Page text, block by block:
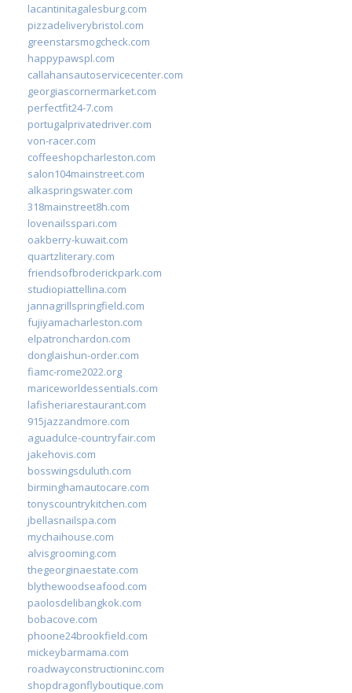
lacantinitagalesburg.com
pizzadeliverybristol.com
greenstarsmogcheck.com
happypawspl.com
callahansautoservicecenter.com
georgiascornermarket.com
perfectfit24-7.com
portugalprivatedriver.com
von-racer.com
coffeeshopcharleston.com
salon104mainstreet.com
alkaspringswater.com
318mainstreet8h.com
lovenailsspari.com
oakberry-kuwait.com
quartzliterary.com
friendsofbroderickpark.com
studiopiattellina.com
jannagrillspringfield.com
fujiyamacharleston.com
elpatronchardon.com
donglaishun-order.com
fiamc-rome2022.org
mariceworldessentials.com
lafisheriarestaurant.com
915jazzandmore.com
aguadulce-countryfair.com
jakehovis.com
bosswingsduluth.com
birminghamautocare.com
tonyscountrykitchen.com
jbellasnailspa.com
mychaihouse.com
alvisgrooming.com
thegeorginaestate.com
blythewoodseafood.com
paolosdelibangkok.com
bobacove.com
phoone24brookfield.com
mickeybarmama.com
roadwayconstructioninc.com
shopdragonflyboutique.com